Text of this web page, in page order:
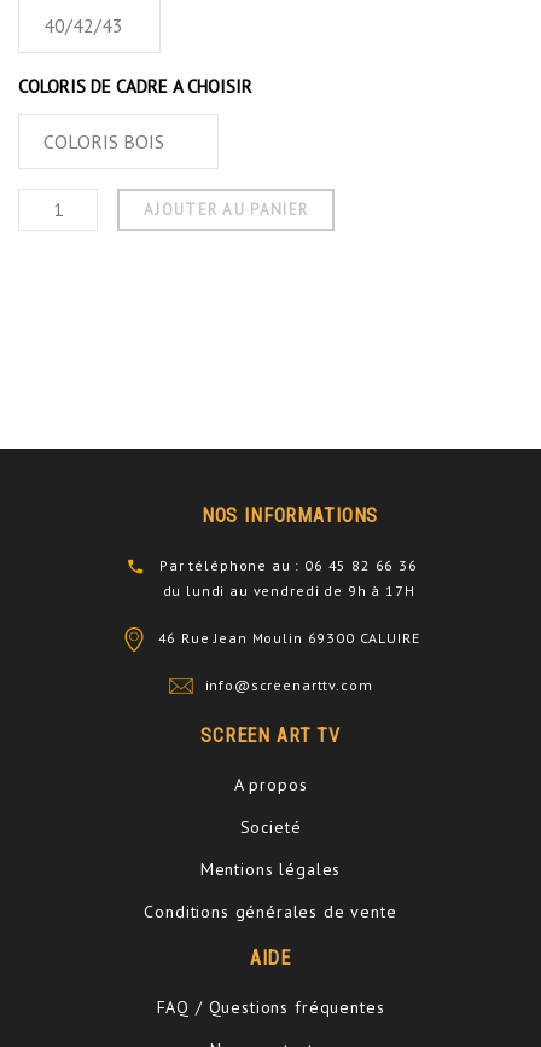
COLORIS DE CADRE A CHOISIR
AJOUTER AU PANIER
NOS INFORMATIONS
Par téléphone au : 06 45 82 66 36
du lundi au vendredi de 9h à 17H
46 Rue Jean Moulin 69300 CALUIRE
info@screenarttv.com
SCREEN ART TV
A propos
Societé
Mentions légales
Conditions générales de vente
AIDE
FAQ / Questions fréquentes